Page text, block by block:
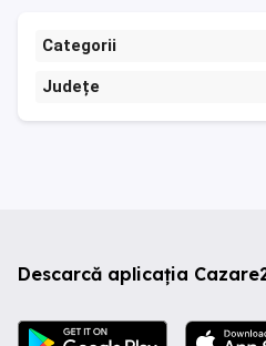
Categorii
Județe
Descarcă aplicația